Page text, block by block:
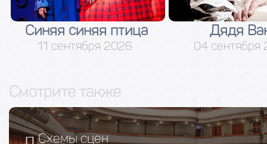
Синяя синяя птица
11 сентября 2026
Дядя
04 сентября
Смотрите также
Схемы сцен